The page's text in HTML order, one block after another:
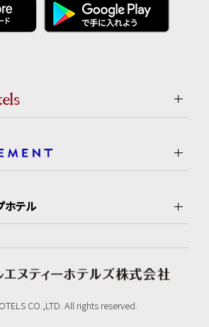
ホテル
CO.,LTD. All rights reserved.